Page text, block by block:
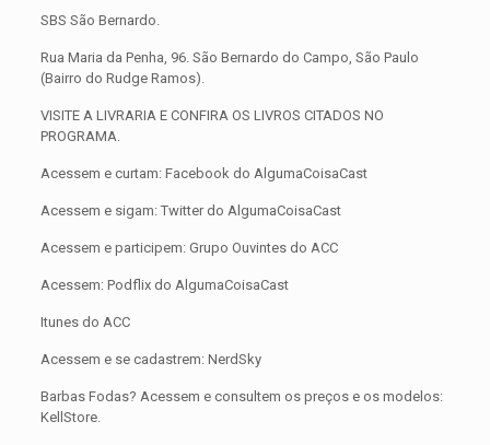
SBS São Bernardo.
Rua Maria da Penha, 96. São Bernardo do Campo, São Paulo
(Bairro do Rudge Ramos).
VISITE A LIVRARIA E CONFIRA OS LIVROS CITADOS NO
PROGRAMA.
Acessem e curtam: Facebook do AlgumaCoisaCast
Acessem e sigam: Twitter do AlgumaCoisaCast
Acessem e participem: Grupo Ouvintes do ACC
Acessem: Podflix do AlgumaCoisaCast
Itunes do ACC
Acessem e se cadastrem: NerdSky
Barbas Fodas? Acessem e consultem os preços e os modelos:
KellStore.